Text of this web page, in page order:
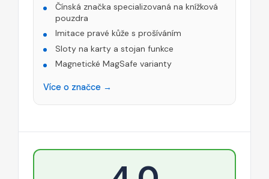
Čínská značka specializovaná na knížková
pouzdra
Imitace pravé kůže s prošíváním
Sloty na karty a stojan funkce
Magnetické MagSafe varianty
Více o značce →